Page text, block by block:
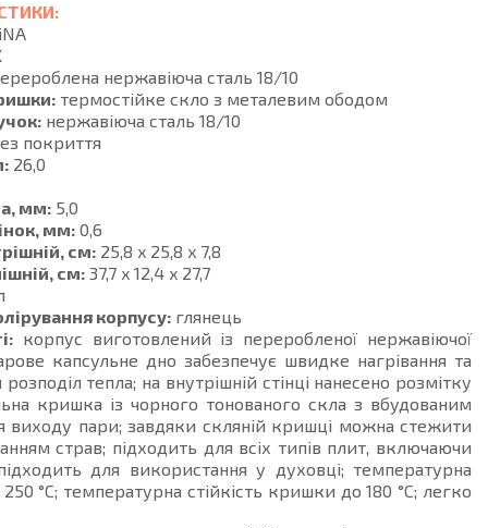
нержавіюча сталь 18/10
термостійке скло з металевим ободом
нержавіюча сталь 18/10
покриття
26,0
мм: 5,0
мм: 0,6
см: 25,8 x 25,8 x 7,8
см: 37,7 x 12,4 x 27,7
корпусу: глянець
корпус виготовлений із переробленої нержавіючої
капсульне дно забезпечує швидке нагрівання та
тепла; на внутрішній стінці нанесено розмітку
кришка із чорного тонованого скла з вбудованим
виходу пари; завдяки скляній кришці можна стежити
страв; підходить для всіх типів плит, включаючи
підходить для використання у духовці; температурна
250 °C; температурна стійкість кришки до 180 °C; легко